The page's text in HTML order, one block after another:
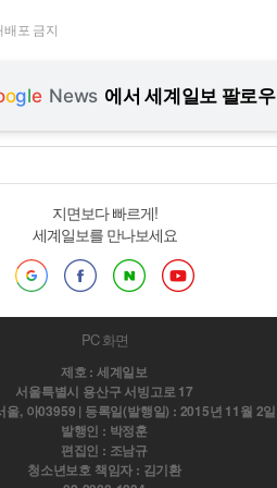
포 금지
ogle News 에서 세계일보 팔로우
지면보다 빠르게!
세계일보를 만나보세요
PC 화면
제호 : 세계일보
서울특별시 용산구 서빙고로 17
울, 아03959 | 등록일(발행일) : 2015년 11월 2일
발행인 : 박정훈
편집인 : 조남규
청소년보호 책임자 : 김기환